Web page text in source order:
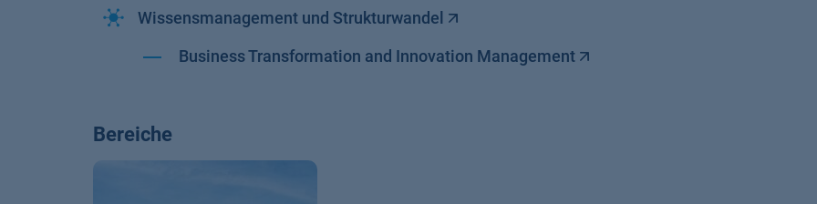
Wissensmanagement und Strukturwandel
Business Transformation and Innovation Management
Bereiche